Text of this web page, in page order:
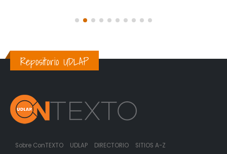
Repositorio UDLAP
Sobre ConTEXTO UDLAP DIRECTORIO SITIOS A-Z